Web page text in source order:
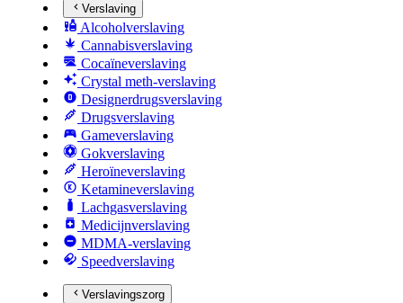
Verslaving
Alcoholverslaving
Cannabisverslaving
Cocaïneverslaving
Crystal meth-verslaving
Designerdrugsverslaving
Drugsverslaving
Gameverslaving
Gokverslaving
Heroïneverslaving
Ketamineverslaving
Lachgasverslaving
Medicijnverslaving
MDMA-verslaving
Speedverslaving
Verslavingszorg